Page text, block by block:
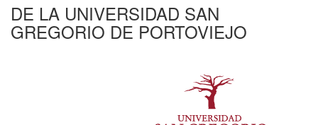
DE LA UNIVERSIDAD SAN
GREGORIO DE PORTOVIEJO